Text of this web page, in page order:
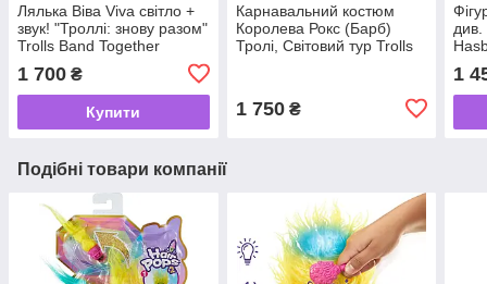
Лялька Віва Viva світло +
звук! "Троллі: знову разом"
Trolls Band Together
DreamWorks Mattel 2023
1 700 ₴
Купити
Карнавальний костюм
Королева Рокс (Барб)
Тролі, Світовий тур Trolls
1 750₴
1
Подібні товари компанії